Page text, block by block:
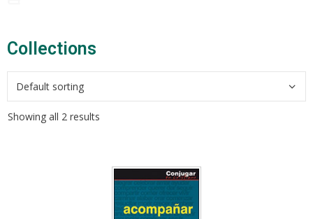
Collections​
Showing all 2 results